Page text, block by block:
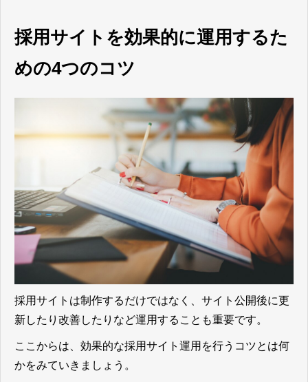
採用サイトを効果的に運用するた
めの4つのコツ
採用サイトは制作するだけではなく、サイト公開後に更
新したり改善したりなど運用することも重要です。
ここからは、効果的な採用サイト運用を行うコツとは何
かをみていきましょう。